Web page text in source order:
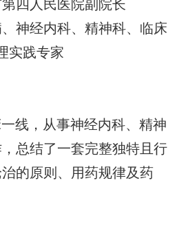
四人民医院副院长
神经内科、精神科、临床
实践专家
线，从事神经内科、精神
总结了一套完整独特且行
的原则、用药规律及药